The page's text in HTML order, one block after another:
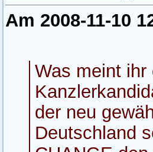
Am 2008-11-10
Was meint ihr
der neu
Deutschland